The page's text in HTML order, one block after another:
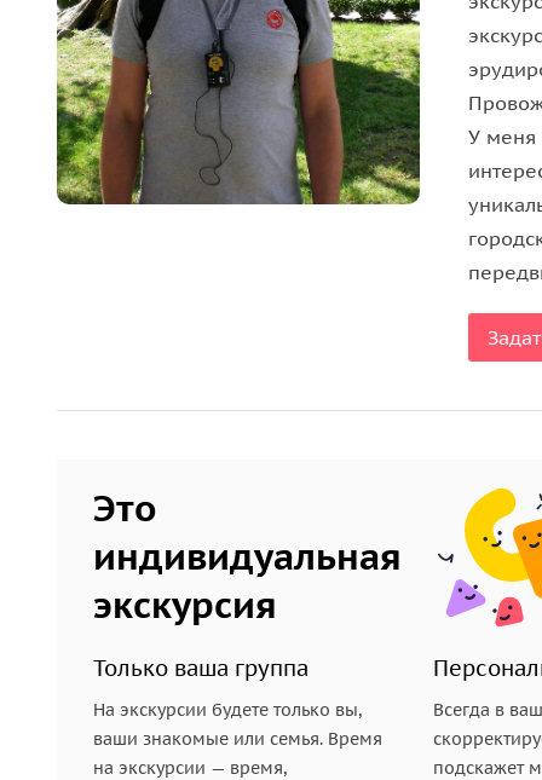
• История героической обороны города с
• Как ученик знаменитого Леонардо да Винчи
• Легенды Коромысловой башни;
• Как олени Нижний Новгород спасли;
• Биография первого гражданина России —
• А еще вы узнаете, сколько часов в сутках было
У меня
Это
индивидуальная
экскурсия
Только ваша группа
На экскурсии будете только вы,
ваши знакомые или семья. Время
на экскурсии — время,
Всегда в
подскажет